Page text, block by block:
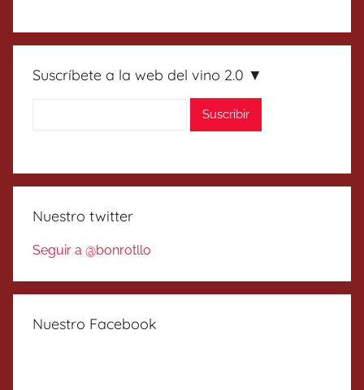
Suscríbete a la web del vino 2.0 ▼
Nuestro twitter
Seguir a @bonrotllo
Nuestro Facebook